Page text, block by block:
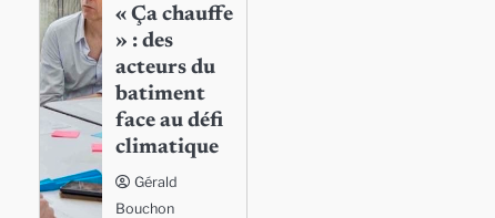
« Ça chauffe
» : des
acteurs du
batiment
face au défi
climatique
Gérald
Bouchon